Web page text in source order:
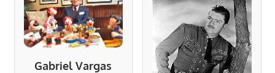
Gabriel Vargas